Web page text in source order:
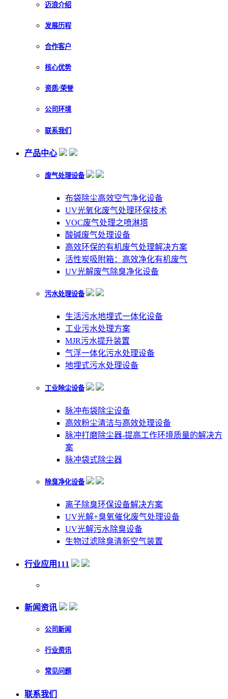
迈浪介绍
发展历程
合作客户
核心优势
资质/荣誉
公司环境
联系我们
产品中心
废气处理设备
布袋除尘高效空气净化设备
UV光氧化废气处理环保技术
VOC废气处理之喷淋塔
酸碱废气处理设备
高效环保的有机废气处理解决方案
活性炭吸附箱：高效净化有机废气
UV光解废气除臭净化设备
污水处理设备
生活污水地埋式一体化设备
工业污水处理方案
MJR污水提升装置
气浮一体化污水处理设备
地埋式污水处理设备
工业除尘设备
脉冲布袋除尘设备
高效粉尘清洁与高效处理设备
脉冲打磨除尘器-提高工作环境质量的解决方
案
脉冲袋式除尘器
除臭净化设备
离子除臭环保设备解决方案
UV光解+臭氧催化废气处理设备
UV光解污水除臭设备
生物过滤除臭清新空气装置
行业应用111
新闻资讯
公司新闻
行业资讯
常见问题
联系我们